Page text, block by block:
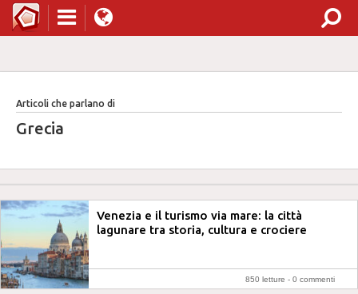
Articoli che parlano di
Grecia
Venezia e il turismo via mare: la città
lagunare tra storia, cultura e crociere
850 letture - 0 commenti